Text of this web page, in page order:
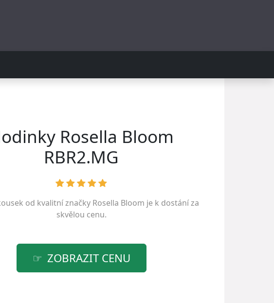
Rosella Bloom
RBR2.MG
od kvalitní značky Rosella Bloom je k dostání za
skvělou cenu.
ZOBRAZIT CENU